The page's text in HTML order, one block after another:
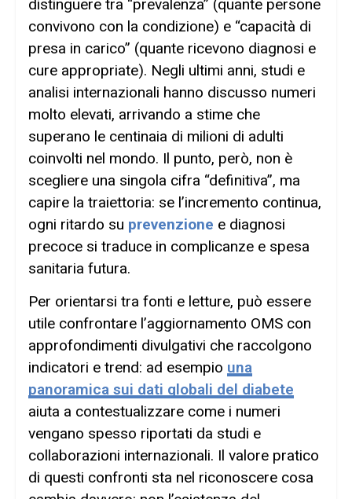
distinguere tra “prevalenza” (quante persone
convivono con la condizione) e “capacità di
presa in carico” (quante ricevono diagnosi e
cure appropriate). Negli ultimi anni, studi e
analisi internazionali hanno discusso numeri
molto elevati, arrivando a stime che
superano le centinaia di milioni di adulti
coinvolti nel mondo. Il punto, però, non è
scegliere una singola cifra “definitiva”, ma
capire la traiettoria: se l’incremento continua,
ogni ritardo su prevenzione e diagnosi
precoce si traduce in complicanze e spesa
sanitaria futura.
Per orientarsi tra fonti e letture, può essere
utile confrontare l’aggiornamento OMS con
approfondimenti divulgativi che raccolgono
indicatori e trend: ad esempio una
panoramica sui dati globali del diabete
aiuta a contestualizzare come i numeri
vengano spesso riportati da studi e
collaborazioni internazionali. Il valore pratico
di questi confronti sta nel riconoscere cosa